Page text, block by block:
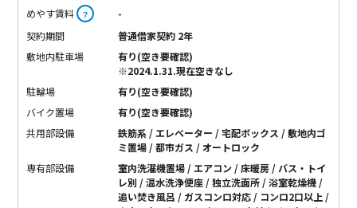
めやす賃料 ？
-
契約期間
普通借家契約 2年
敷地内駐車場
有り(空き要確認)
※2024.1.31.現在空きなし
駐輪場
有り(空き要確認)
バイク置場
有り(空き要確認)
共用部設備
鉄筋系 / エレベーター / 宅配ボックス / 敷地内ゴ
ミ置場 / 都市ガス / オートロック
専有部設備
室内洗濯機置場 / エアコン / 床暖房 / バス・トイ
レ別 / 温水洗浄便座 / 独立洗面所 / 浴室乾燥機 /
追い焚き風呂 / ガスコンロ対応 / コンロ2口以上 /